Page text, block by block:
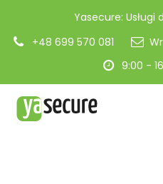
Yasecure:
+48 699 570 081
9:00 -